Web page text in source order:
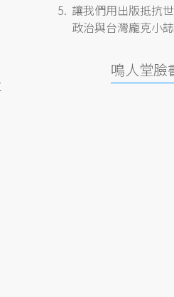
讓我們用出版抵抗
政治與台灣龐克小誌
鳴人堂臉